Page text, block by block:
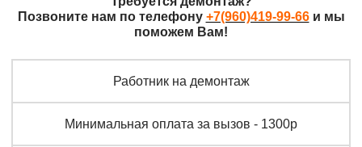
Позвоните нам по телефону +7(960)419-99-66и мы
поможем Вам!
Работник на демонтаж
Минимальная оплата за вызов - 1300р